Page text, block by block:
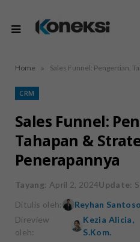
Home » Sales Funnel: Pengertian,
CRM
Sales Funnel:
Tahapan &
Penerapannya
Tayang: April 2, 2024Update:
Ditulis oleh:
Reyhan Santoso
Direview
oleh:
Kezia Alicia,
S.Kom.